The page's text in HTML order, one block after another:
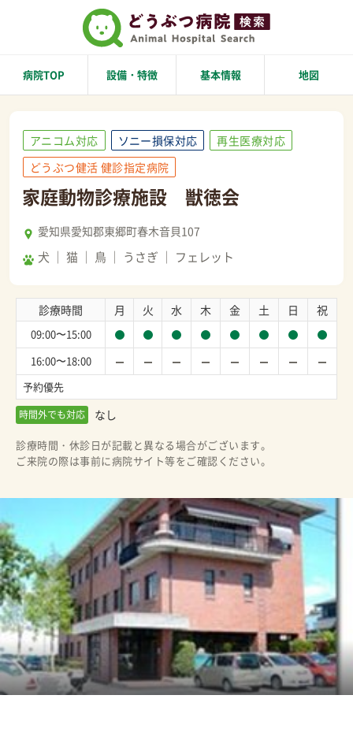
病院TOP 設備・特徴 基本情報 地図
アニコム対応 ソニー損保対応
再生医療対応
どうぶつ健活 健診指定病院
家庭動物診療施設 獣徳会
愛知県愛知郡東郷町春木音貝107
犬 猫 鳥 うさぎ フェレット
診療時間 月 火 水 木 金 土 日 祝
09:00〜15:00
16:00〜18:00
予約優先
時間外でも対応 なし
診療時間・休診日が記載と異なる場合がございます。
ご来院の際は事前に病院サイト等をご確認ください。